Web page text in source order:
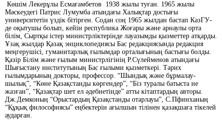
Көшім Лекерұлы Есмағамбетов 1938 жылы туған. 1965 жылы
Мәскеудегі Патрис Лумумба атындағы Халықтар достығы
университетін үздік бітірген. Содан соң 1965 жылдан бастап КазГУ-
де оқытушы болып, кейін республика Жоғары және арнаулы орта
білім, Сыртқы істер министрліктерінде лауазымды қызметтер атқарды.
Ұзақ жылдар Қазақ энциклопедиясы Бас редакциясында редакция
меңгерушісі, гума­нитарлық ғылымдар орталығының бастығы болды.
Қазір Білім және ғылым министрлігінің Р.Сүлейменов атындағы
Шығыстану институтының Бас ғылыми қызметкері. Тарих
ғылымдарының докторы, профессор. “Шындық және бұрмалау­
шылық”, “Көне Қазақстанды көргендер”, “Біз туралы батыста не
жазған”, “Қазақтар шет ел әдебиетінде” атты кітаптардың авторы.
Дж.Демконың “Орыстардың Қазақстанды отарлауы”, С.Пфинханың
“Құқық философиясы” еңбектерін ағылшын тілінен қазақшаға тікелей
аударған.